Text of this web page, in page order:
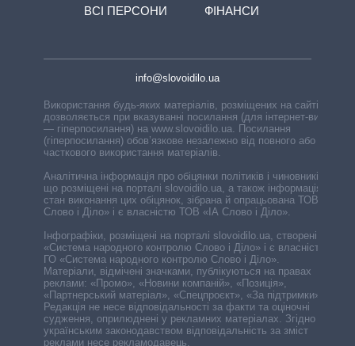
ВСІ ПЕРСОНИ
ФІНАНСИ
info@slovoidilo.ua
Використання будь-яких матеріалів, розміщених на сайті,
дозволяється при вказуванні посилання (для інтернет-видань
— гіперпосилання) на www.slovoidilo.ua. Посилання
(гіперпосилання) обов’язкове незалежно від повного або
часткового використання матеріалів.
Аналітична інформація про обіцянки політиків і чиновників,
що розміщені на порталі slovoidilo.ua, а також інформація про
стан виконання цих обіцянок, зібрана й опрацьована ТОВ «ІА
Слово і Діло» і є власністю ТОВ «ІА Слово і Діло».
Інфографіки, розміщені на порталі slovoidilo.ua, створені ГО
«Система народного контролю Слово і Діло» і є власністю
ГО «Система народного контролю Слово і Діло».
Матеріали, відмічені значками, публікуються на правах
реклами: «Промо», «Новини компаній», «Позиція»,
«Партнерський матеріал», «Спецпроєкт», «За підтримки».
Редакція не несе відповідальності за факти та оціночні
судження, оприлюднені у рекламних матеріалах. Згідно з
українським законодавством відповідальність за зміст
реклами несе рекламодавець.